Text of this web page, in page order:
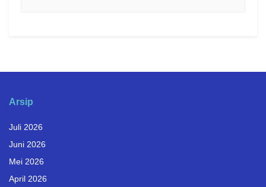
Arsip
Juli 2026
Juni 2026
Mei 2026
April 2026